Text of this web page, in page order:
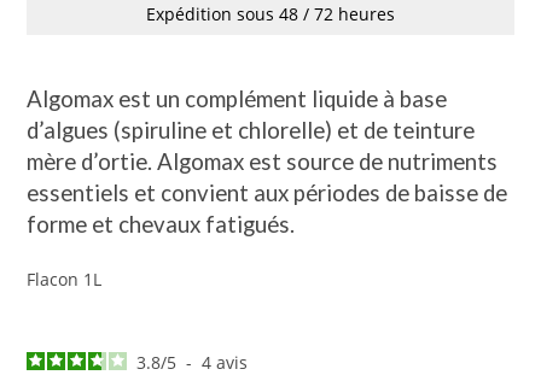
Expédition sous 48 / 72 heures
Algomax est un complément liquide à base
d’algues (spiruline et chlorelle) et de teinture
mère d’ortie. Algomax est source de nutriments
essentiels et convient aux périodes de baisse de
forme et chevaux fatigués.
Flacon 1L
3.8/5 - 4avis